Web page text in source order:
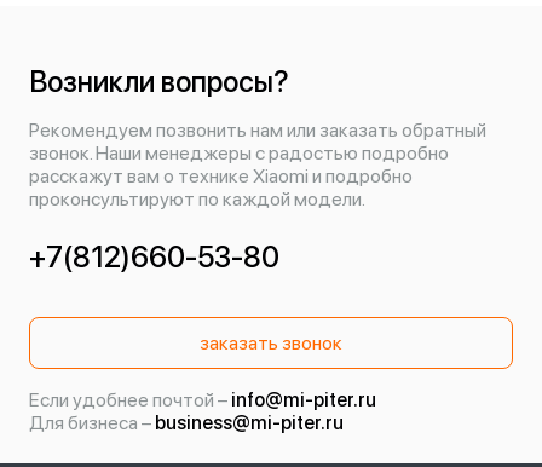
Возникли вопросы?
Рекомендуем позвонить нам или заказать обратный
звонок. Наши менеджеры с радостью подробно
расскажут вам о технике Xiaomi и подробно
проконсультируют по каждой модели.
+7(812)660-53-80
заказать звонок
Если удобнее почтой – info@mi-piter.ru
Для бизнеса – business@mi-piter.ru